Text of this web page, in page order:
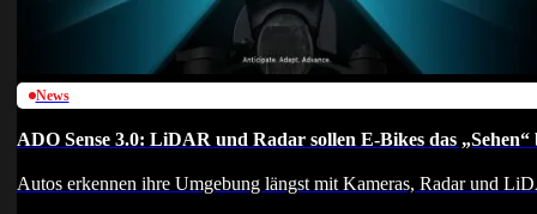
News
ADO Sense 3.0: LiDAR und Radar sollen E-Bikes das „Sehen“
Autos erkennen ihre Umgebung längst mit Kameras, Radar und